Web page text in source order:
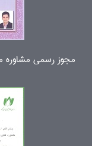
مجوز رسمی مشاوره